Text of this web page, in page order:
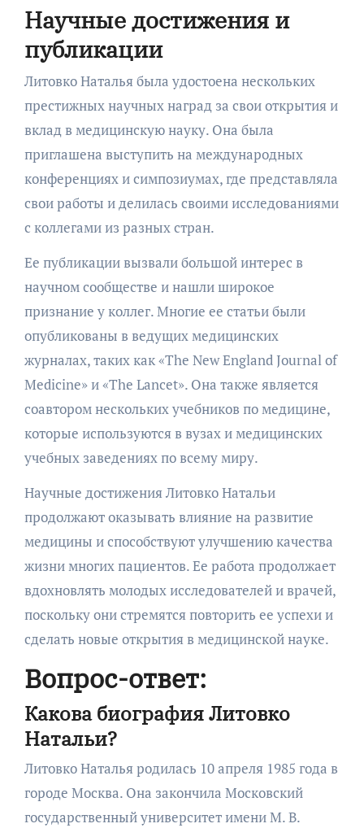
Научные достижения и
публикации
Литовко Наталья была удостоена нескольких
престижных научных наград за свои открытия и
вклад в медицинскую науку. Она была
приглашена выступить на международных
конференциях и симпозиумах, где представляла
свои работы и делилась своими исследованиями
с коллегами из разных стран.
Ее публикации вызвали большой интерес в
научном сообществе и нашли широкое
признание у коллег. Многие ее статьи были
опубликованы в ведущих медицинских
журналах, таких как «The New England Journal of
Medicine» и «The Lancet». Она также является
соавтором нескольких учебников по медицине,
которые используются в вузах и медицинских
учебных заведениях по всему миру.
Научные достижения Литовко Натальи
продолжают оказывать влияние на развитие
медицины и способствуют улучшению качества
жизни многих пациентов. Ее работа продолжает
вдохновлять молодых исследователей и врачей,
поскольку они стремятся повторить ее успехи и
сделать новые открытия в медицинской науке.
Вопрос-ответ:
Какова биография Литовко
Натальи?
Литовко Наталья родилась 10 апреля 1985 года в
городе Москва. Она закончила Московский
государственный университет имени М. В.